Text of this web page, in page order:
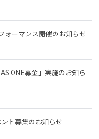
ォーマンス開催のお知らせ
ONE募金」実施のお知ら
ト募集のお知らせ